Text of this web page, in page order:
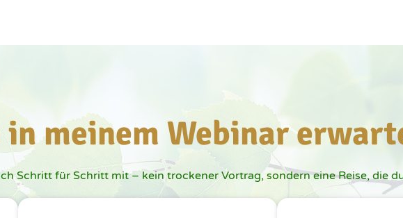
in meinem Webinar
Schritt für Schritt mit – kein trockener Vortrag, sondern eine Reise, die